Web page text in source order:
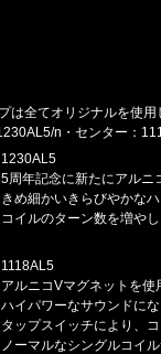
は全てオリジナルを使用
n・センター：
1230AL5
5周年記念に新たにアルニ
きめ細かいきらびやかな
コイルのターン数を増や
1118AL5
アルニコVマグネットを
ハイパワーなサウンドに
タップスイッチにより、
ノーマルなシングルコイ